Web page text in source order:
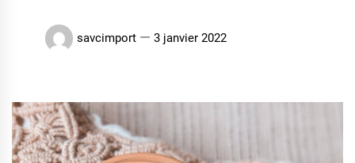
savcimport 3 janvier 2022